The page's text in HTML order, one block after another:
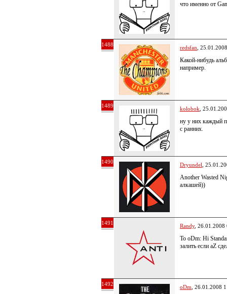
что именно от
1488 redsfan ,
Какой-нибудь
например.
1489 kolobok ,
ну у них каждый
с ранних.
1490 Dryundel ,
Another Wasted
алкашей))
1491 Randy, 26.01.2008
To oDm: Hi
залить если aZ
1492 oDm , 26.01.2008